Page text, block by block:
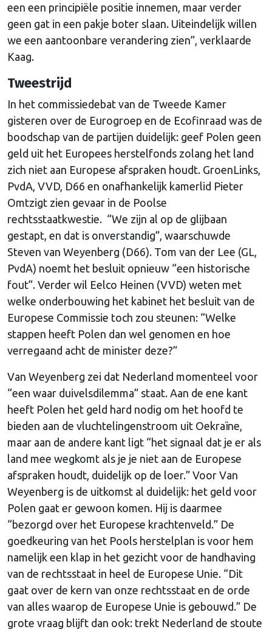
een een principiële positie innemen, maar verder
geen gat in een pakje boter slaan. Uiteindelijk willen
we een aantoonbare verandering zien”, verklaarde
Kaag.
Tweestrijd
In het commissiedebat van de Tweede Kamer
gisteren over de Eurogroep en de Ecofinraad was de
boodschap van de partijen duidelijk: geef Polen geen
geld uit het Europees herstelfonds zolang het land
zich niet aan Europese afspraken houdt. GroenLinks,
PvdA, VVD, D66 en onafhankelijk kamerlid Pieter
Omtzigt zien gevaar in de Poolse
rechtsstaatkwestie. “We zijn al op de glijbaan
gestapt, en dat is onverstandig”, waarschuwde
Steven van Weyenberg (D66). Tom van der Lee (GL,
PvdA) noemt het besluit opnieuw “een historische
fout”. Verder wil Eelco Heinen (VVD) weten met
welke onderbouwing het kabinet het besluit van de
Europese Commissie toch zou steunen: “Welke
stappen heeft Polen dan wel genomen en hoe
verregaand acht de minister deze?”
Van Weyenberg zei dat Nederland momenteel voor
“een waar duivelsdilemma” staat. Aan de ene kant
heeft Polen het geld hard nodig om het hoofd te
bieden aan de vluchtelingenstroom uit Oekraïne,
maar aan de andere kant ligt “het signaal dat je er als
land mee wegkomt als je je niet aan de Europese
afspraken houdt, duidelijk op de loer.” Voor Van
Weyenberg is de uitkomst al duidelijk: het geld voor
Polen gaat er gewoon komen. Hij is daarmee
“bezorgd over het Europese krachtenveld.” De
goedkeuring van het Pools herstelplan is voor hem
namelijk een klap in het gezicht voor de handhaving
van de rechtsstaat in heel de Europese Unie. “Dit
gaat over de kern van onze rechtsstaat en de orde
van alles waarop de Europese Unie is gebouwd.” De
grote vraag blijft dan ook: trekt Nederland de stoute